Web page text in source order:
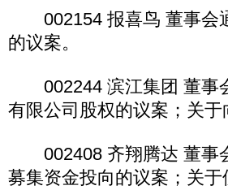
002154 报喜鸟 董事会
的议案。
002244 滨江集团 董事
有限公司股权的议案；关
002408 齐翔腾达 董事
募集资金投向的议案；关